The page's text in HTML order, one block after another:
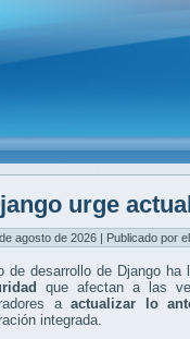
urge
agosto de 2026 | Publicado por
de desarrollo de Django ha
que afectan a las
aactualizar lo
integrada.